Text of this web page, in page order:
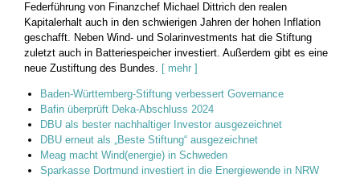
Federführung von Finanzchef Michael Dittrich den realen
Kapitalerhalt auch in den schwierigen Jahren der hohen Inflation
geschafft. Neben Wind- und Solarinvestments hat die Stiftung
zuletzt auch in Batteriespeicher investiert. Außerdem gibt es eine
neue Zustiftung des Bundes. [ mehr ]
Baden-Württemberg-Stiftung verbessert Governance
Bafin überprüft Deka-Abschluss 2024
DBU als bester nachhaltiger Investor ausgezeichnet
DBU erneut als „Beste Stiftung“ ausgezeichnet
Meag macht Wind(energie) in Schweden
Sparkasse Dortmund investiert in die Energiewende in NRW